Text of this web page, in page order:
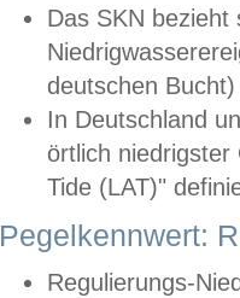
Das SKN
deutschen
In Deutschland
örtlich
Tide (LAT)"
Pegelkennwert:
Regulierungs-